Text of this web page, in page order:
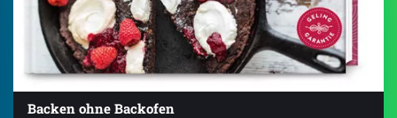
Backen ohne Backofen